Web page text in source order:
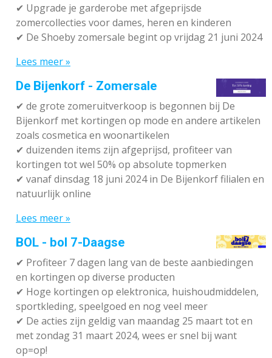
✔ Upgrade je garderobe met afgeprijsde
zomercollecties voor dames, heren en kinderen
✔ De Shoeby zomersale begint op vrijdag 21 juni 2024
Lees meer »
De Bijenkorf - Zomersale
✔ de grote zomeruitverkoop is begonnen bij De
Bijenkorf met kortingen op mode en andere artikelen
zoals cosmetica en woonartikelen
✔ duizenden items zijn afgeprijsd, profiteer van
kortingen tot wel 50% op absolute topmerken
✔ vanaf dinsdag 18 juni 2024 in De Bijenkorf filialen en
natuurlijk online
Lees meer »
BOL - bol 7-Daagse
✔ Profiteer 7 dagen lang van de beste aanbiedingen
en kortingen op diverse producten
✔ Hoge kortingen op elektronica, huishoudmiddelen,
sportkleding, speelgoed en nog veel meer
✔ De acties zijn geldig van maandag 25 maart tot en
met zondag 31 maart 2024, wees er snel bij want
op=op!